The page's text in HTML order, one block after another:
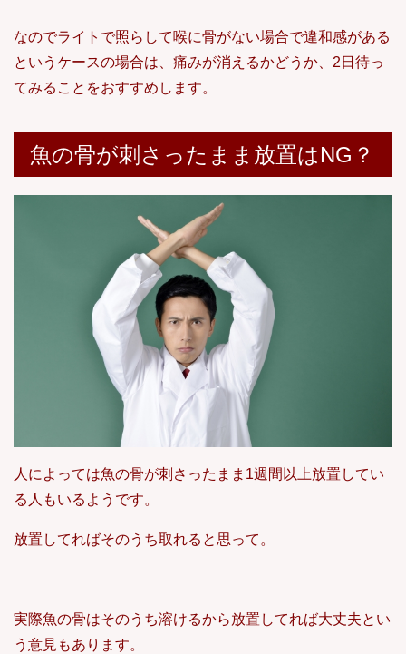
なのでライトで照らして喉に骨がない場合で違和感がある
というケースの場合は、痛みが消えるかどうか、2日待っ
てみることをおすすめします。
魚の骨が刺さったまま放置はNG？
人によっては魚の骨が刺さったまま1週間以上放置してい
る人もいるようです。
放置してればそのうち取れると思って。
実際魚の骨はそのうち溶けるから放置してれば大丈夫とい
う意見もあります。